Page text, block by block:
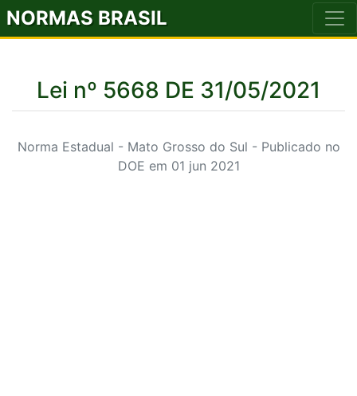
NORMAS BRASIL
Lei nº 5668 DE 31/05/2021
Norma Estadual - Mato Grosso do Sul - Publicado no
DOE em 01 jun 2021